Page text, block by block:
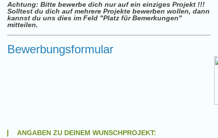
Achtung: Bitte bewerbe dich nur auf ein einziges Projekt !!!
Solltest du dich auf mehrere Projekte bewerben wollen, dann
kannst du uns dies im Feld "Platz für Bemerkungen"
mitteilen.
Bewerbungsformular
ANGABEN ZU DEINEM WUNSCHPROJEKT: